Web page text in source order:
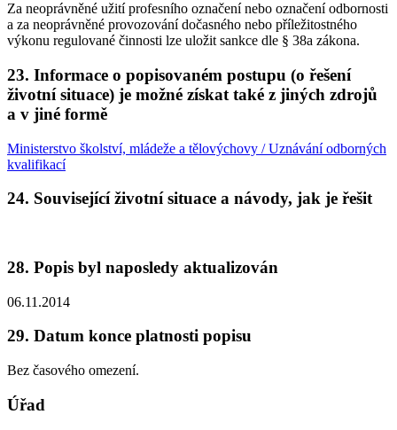
Za neoprávněné užití profesního označení nebo označení odbornosti
a za neoprávněné provozování dočasného nebo příležitostného
výkonu regulované činnosti lze uložit sankce dle § 38a zákona.
23. Informace o popisovaném postupu (o řešení
životní situace) je možné získat také z jiných zdrojů
a v jiné formě
Ministerstvo školství, mládeže a tělovýchovy / Uznávání odborných
kvalifikací
24. Související životní situace a návody, jak je řešit
28. Popis byl naposledy aktualizován
06.11.2014
29. Datum konce platnosti popisu
Bez časového omezení.
Úřad